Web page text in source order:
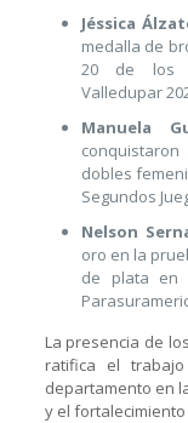
Jéssica
medalla de
20 de los
Valledupar
Manuela
dobles
Segundos
Nelson
oro en la
de plata en
La presencia de
ratifica el
departamento en
y el